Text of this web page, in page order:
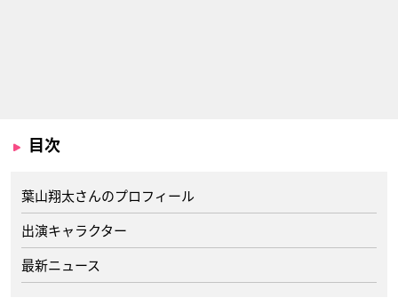
目次
葉山翔太さんのプロフィール
出演キャラクター
最新ニュース